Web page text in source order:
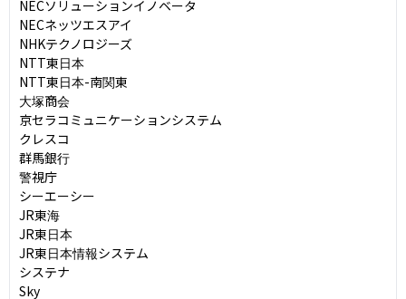
NECソリューションイノベータ
NECネッツエスアイ
NHKテクノロジーズ
NTT東日本
NTT東日本-南関東
大塚商会
京セラコミュニケーションシステム
クレスコ
群馬銀行
警視庁
シーエーシー
JR東海
JR東日本
JR東日本情報システム
システナ
Sky